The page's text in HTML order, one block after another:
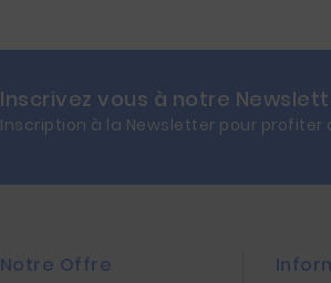
Inscrivez vous à notre
Inscription à la Newsletter pour profiter
Notre Offre